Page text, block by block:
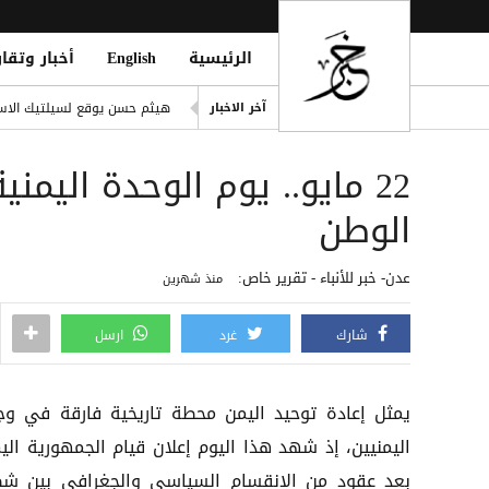
الرئيسية English أخبار
آخر الاخبار
هيثم حسن يوقع لسيلتيك
Against Houthi Attacks
الفرقة الثالثة في قوات
22 مايو.. يوم الوحدة
الوطن
عدن- خبر للأنباء - تقرير خاص: منذ شهرين
شارك غرد ارسل
يمثل إعادة توحيد اليمن محطة تاريخية فارقة في
اليمنيين، إذ شهد هذا اليوم إعلان قيام الجمهورية
بعد عقود من الانقسام السياسي والجغرافي بين